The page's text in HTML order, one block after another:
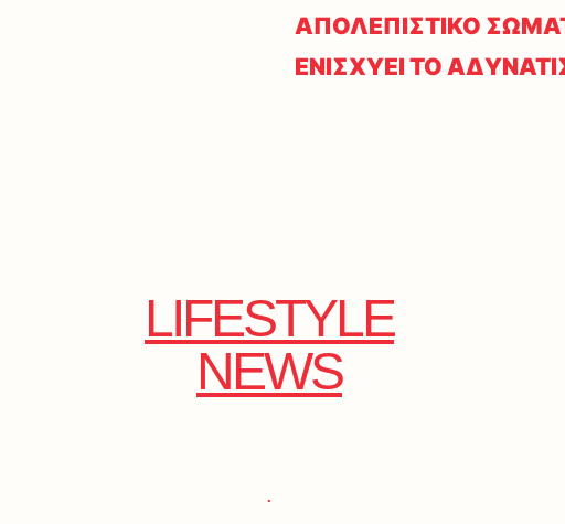
ΑΠΟΛΕΠΙΣΤΙΚΟ
ΕΝΙΣΧΥΕΙ ΤΟ
LIFESTYLE
NEWS
.